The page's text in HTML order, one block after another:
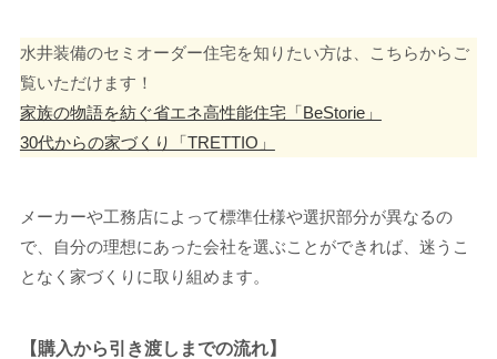
水井装備のセミオーダー住宅を知りたい方は、こちらからご
覧いただけます！
家族の物語を紡ぐ省エネ高性能住宅「BeStorie」
30代からの家づくり「TRETTIO」
メーカーや工務店によって標準仕様や選択部分が異なるの
で、自分の理想にあった会社を選ぶことができれば、迷うこ
となく家づくりに取り組めます。
【購入から引き渡しまでの流れ】